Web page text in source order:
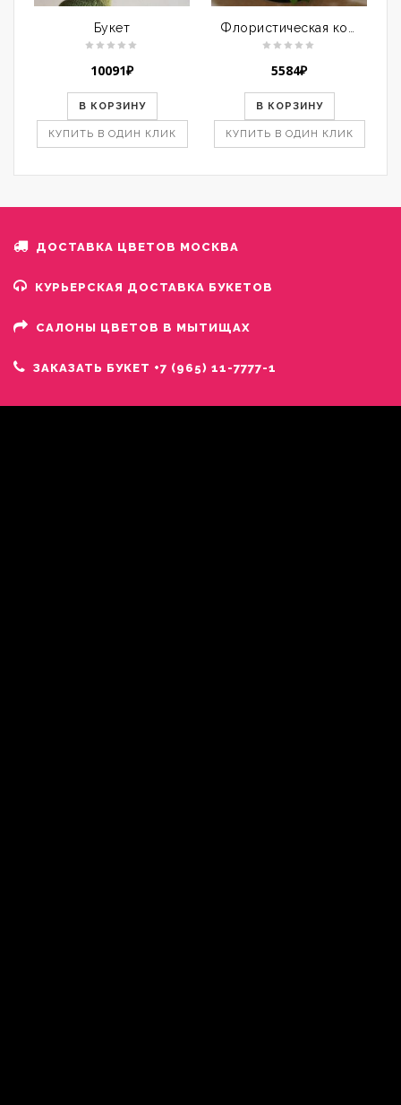
Букет
10091₽
В КОРЗИНУ
КУПИТЬ В ОДИН КЛИК
Флористическая композиция
5584₽
В КОРЗИНУ
КУПИТЬ В ОДИН КЛИК
ДОСТАВКА ЦВЕТОВ МОСКВА
КУРЬЕРСКАЯ ДОСТАВКА БУКЕТОВ
САЛОНЫ ЦВЕТОВ В МЫТИЩАХ
ЗАКАЗАТЬ БУКЕТ +7 (965) 11-7777-1